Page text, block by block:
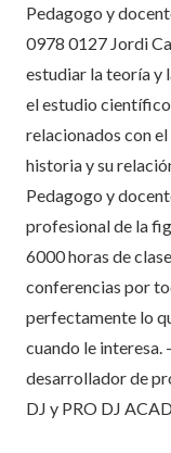
Pedagogo y
0978 0127 Jordi
estudiar la teoría y
el estudio
relacionados con el
historia y su
Pedagogo y
profesional de la
6000 horas de
conferencias por
perfectamente lo
cuando le interesa.
desarrollador de
DJ y PRO DJ